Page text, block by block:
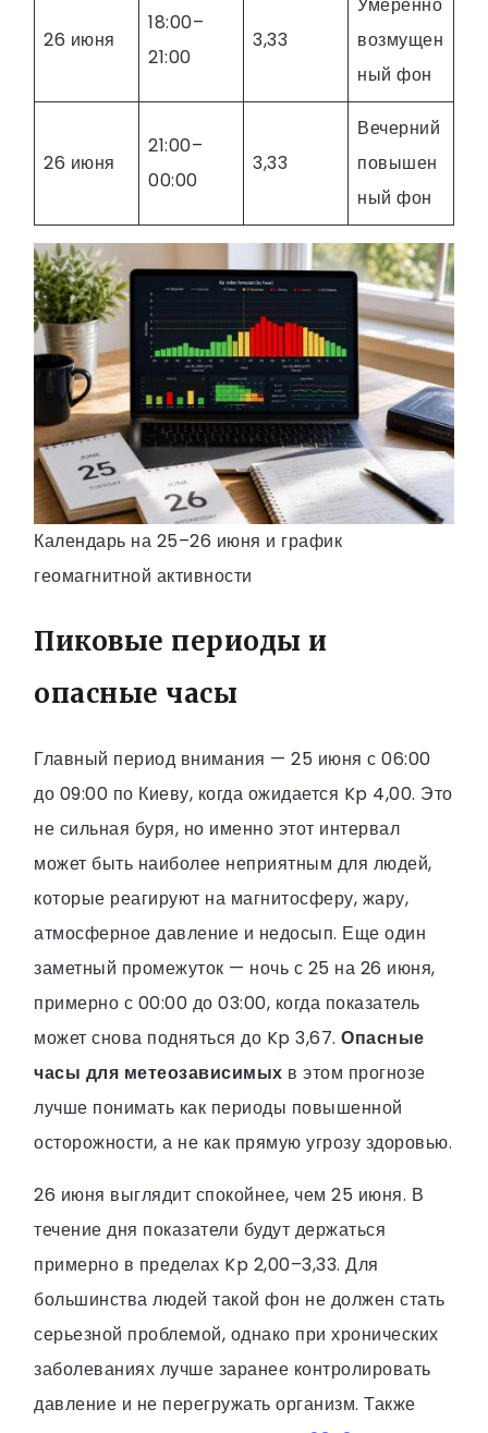
26 июня
18:00–
21:00
3,33
Умеренно
возмущен
ный фон
26 июня
21:00–
00:00
3,33
Вечерний
повышен
ный фон
Календарь на 25–26 июня и график
геомагнитной активности
Пиковые периоды и
опасные часы
Главный период внимания — 25 июня с 06:00
до 09:00 по Киеву, когда ожидается Kp 4,00. Это
не сильная буря, но именно этот интервал
может быть наиболее неприятным для людей,
которые реагируют на магнитосферу, жару,
атмосферное давление и недосып. Еще один
заметный промежуток — ночь с 25 на 26 июня,
примерно с 00:00 до 03:00, когда показатель
может снова подняться до Kp 3,67. Опасные
часы для метеозависимых в этом прогнозе
лучше понимать как периоды повышенной
осторожности, а не как прямую угрозу здоровью.
26 июня выглядит спокойнее, чем 25 июня. В
течение дня показатели будут держаться
примерно в пределах Kp 2,00–3,33. Для
большинства людей такой фон не должен стать
серьезной проблемой, однако при хронических
заболеваниях лучше заранее контролировать
давление и не перегружать организм. Также